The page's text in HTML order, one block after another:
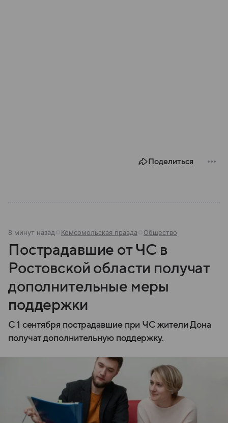
Поделиться
8 минут назад Комсомольская правда Общество
Пострадавшие от ЧС в
Ростовской области получат
дополнительные меры
поддержки
С 1 сентября пострадавшие при ЧС жители Дона
получат дополнительную поддержку.